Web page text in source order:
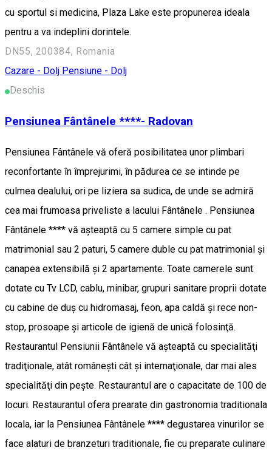
cu sportul si medicina, Plaza Lake este propunerea ideala
pentru a va indeplini dorintele.
DN55, 200384, Romania
Cazare - Dolj Pensiune - Dolj
Deschis
Pensiunea Fântânele ****- Radovan
Pensiunea Fântânele vă oferă posibilitatea unor plimbari
reconfortante în împrejurimi, în pădurea ce se intinde pe
culmea dealului, ori pe liziera sa sudica, de unde se admiră
cea mai frumoasa priveliste a lacului Fântânele . Pensiunea
Fântânele **** vă aşteaptă cu 5 camere simple cu pat
matrimonial sau 2 paturi, 5 camere duble cu pat matrimonial şi
canapea extensibilă şi 2 apartamente. Toate camerele sunt
dotate cu Tv LCD, cablu, minibar, grupuri sanitare proprii dotate
cu cabine de duş cu hidromasaj, feon, apa caldă şi rece non-
stop, prosoape şi articole de igienă de unică folosinţă.
Restaurantul Pensiunii Fântânele vă aşteaptă cu specialităţi
tradiţionale, atât româneşti cât şi internaţionale, dar mai ales
specialităţi din peşte. Restaurantul are o capacitate de 100 de
locuri. Restaurantul ofera prearate din gastronomia traditionala
locala, iar la Pensiunea Fântânele **** degustarea vinurilor se
face alaturi de branzeturi traditionale, fie cu preparate culinare